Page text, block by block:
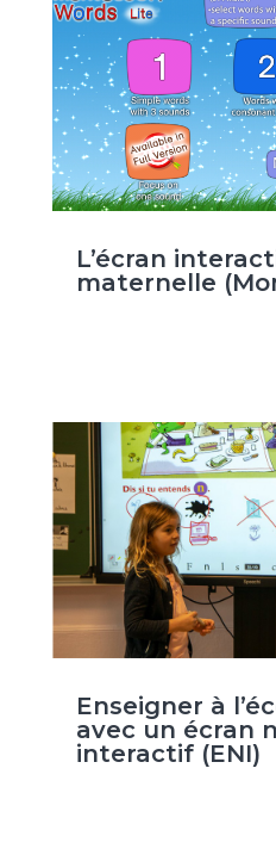
L’écran
maternelle
Enseigner à
avec un écran
interactif (ENI)